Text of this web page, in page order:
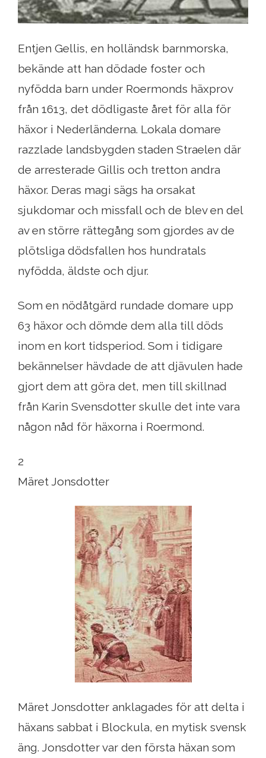
Entjen Gellis, en holländsk barnmorska,
bekände att han dödade foster och
nyfödda barn under Roermonds häxprov
från 1613, det dödligaste året för alla för
häxor i Nederländerna. Lokala domare
razzlade landsbygden staden Straelen där
de arresterade Gillis och tretton andra
häxor. Deras magi sägs ha orsakat
sjukdomar och missfall och de blev en del
av en större rättegång som gjordes av de
plötsliga dödsfallen hos hundratals
nyfödda, äldste och djur.
Som en nödåtgärd rundade domare upp
63 häxor och dömde dem alla till döds
inom en kort tidsperiod. Som i tidigare
bekännelser hävdade de att djävulen hade
gjort dem att göra det, men till skillnad
från Karin Svensdotter skulle det inte vara
någon nåd för häxorna i Roermond.
2
Märet Jonsdotter
Märet Jonsdotter anklagades för att delta i
häxans sabbat i Blockula, en mytisk svensk
äng. Jonsdotter var den första häxan som